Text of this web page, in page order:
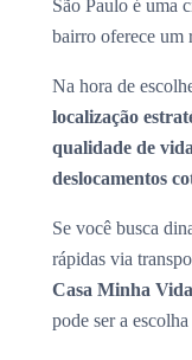
São Paulo é uma
bairro oferece um
Na hora de
localização
qualidade de
deslocamentos
Se você busca
rápidas via
Casa Minha
pode ser a